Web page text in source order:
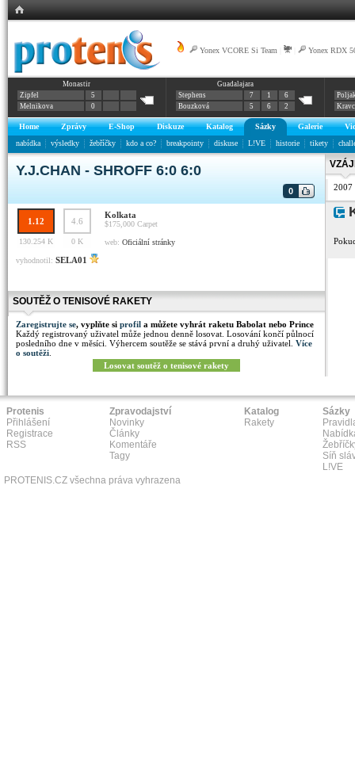
Yonex VCORE Si Team Yonex RDX
Monastir
Zipfel
5
Melnikova
0
Guadalajara
Stephens
7 1
6
Bouzková
5 6 2
Home Zprávy E-Shop Diskuze Katalog Sázky Galerie
nabídka
výsledky žebříčky kdo a co? breakpointy diskuse L!VE historie tikety
Y.J.CHAN - SHROFF 6:0 6:0
0
1.12 4.6
Kolkata
$175,000 Carpet
130.254 K
0 K web: Oficiální stránky
vyhodnotil: SELA01
SOUTĚŽ O TENISOVÉ RAKETY
Zaregistrujte se, vyplňte si profil a můžete vyhrát raketu Babolat nebo Prince
Každý registrovaný uživatel může jednou denně losovat. Losování končí půlnocí
posledního dne v měsíci. Výhercem soutěže se stává první a druhý uživatel. Více
o soutěži
Losovat soutěž o tenisové rakety
2007
Protenis
Přihlášení
Registrace
RSS
Zpravodajství
Novinky
Články
Komentáře
Tagy
Katalog
Rakety
Sázky
Síň
L!VE
PROTENIS.CZ všechna práva vyhrazena